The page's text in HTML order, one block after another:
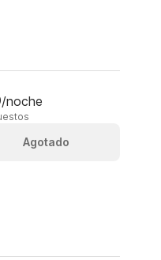
/noche
Agotado